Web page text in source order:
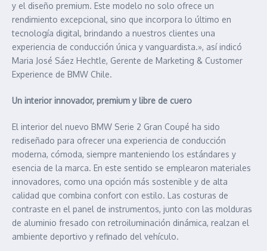
y el diseño premium. Este modelo no solo ofrece un
rendimiento excepcional, sino que incorpora lo último en
tecnología digital, brindando a nuestros clientes una
experiencia de conducción única y vanguardista.», así indicó
Maria José Sáez Hechtle, Gerente de Marketing & Customer
Experience de BMW Chile.
Un interior innovador, premium y libre de cuero
El interior del nuevo BMW Serie 2 Gran Coupé ha sido
rediseñado para ofrecer una experiencia de conducción
moderna, cómoda, siempre manteniendo los estándares y
esencia de la marca. En este sentido se emplearon materiales
innovadores, como una opción más sostenible y de alta
calidad que combina confort con estilo. Las costuras de
contraste en el panel de instrumentos, junto con las molduras
de aluminio fresado con retroiluminación dinámica, realzan el
ambiente deportivo y refinado del vehículo.